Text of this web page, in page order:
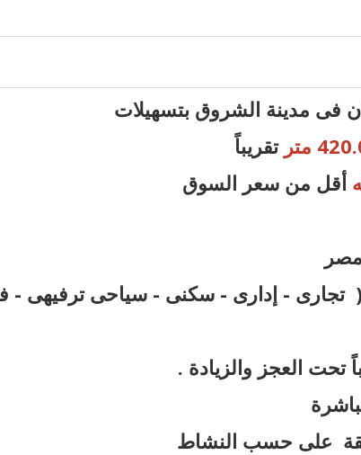
فى مدينة الشروق بتسهيلات
متر
تقريباً
أقل من سعر السوق
تجارى - إدارى - سكنى - سياحى ترفيهى -
على حسب النشاط